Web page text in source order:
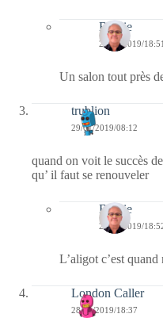
Bernie
29/01/2019/18:51
Un salon tout près
trublion
29/01/2019/08:12
quand on voit le succès
qu’ il faut se renouveler
Bernie
29/01/2019/
L’aligot c’est
London Caller
28/01/2019/18:37